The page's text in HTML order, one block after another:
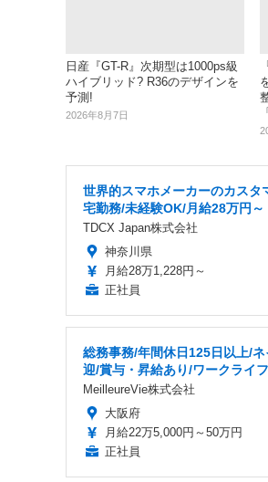
日産『GT-R』次期型は1000ps級
ハイブリッド? R36のデザインを
予測!
2026年8月7日
世界的スマホメーカーのカスタ
宅勤務/未経験OK/月給28万円～
TDCX Japan株式会社
神奈川県
月給28万1,228円～
正社員
総務事務/年間休日125日以上/
迎/賞与・昇給あり/ワークライ
MeilleureVie株式会社
大阪府
月給22万5,000円～50万円
正社員